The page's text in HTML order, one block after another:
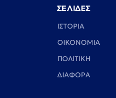
ΣΕΛΙΔΕΣ
ΙΣΤΟΡΙΑ
ΟΙΚΟΝΟΜΙΑ
ΠΟΛΙΤΙΚΗ
ΔΙΑΦΟΡΑ